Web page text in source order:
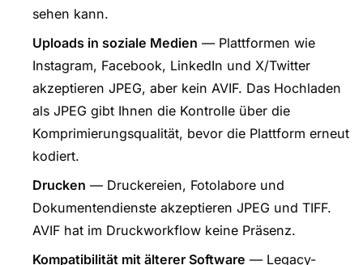
sehen kann.
Uploads in soziale Medien — Plattformen wie
Instagram, Facebook, LinkedIn und X/Twitter
akzeptieren JPEG, aber kein AVIF. Das Hochladen
als JPEG gibt Ihnen die Kontrolle über die
Komprimierungsqualität, bevor die Plattform erneut
kodiert.
Drucken — Druckereien, Fotolabore und
Dokumentendienste akzeptieren JPEG und TIFF.
AVIF hat im Druckworkflow keine Präsenz.
Kompatibilität mit älterer Software — Legacy-